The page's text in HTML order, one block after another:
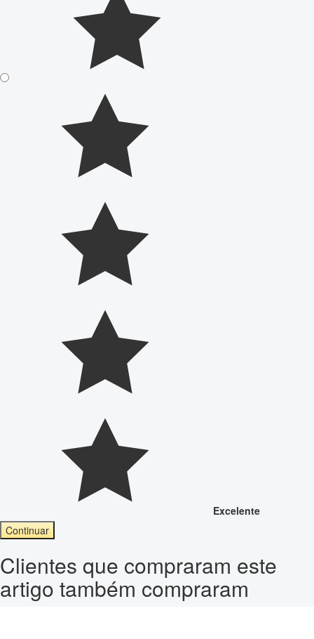
Excelente
Continuar
Clientes que compraram este
artigo também compraram